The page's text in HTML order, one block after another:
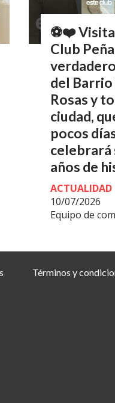
⚽❤️
Club
del
Rosas y
ciudad,
pocos
celebrará
años de
Equipo de
ACTUALIDAD
10/07/2026
Términos y